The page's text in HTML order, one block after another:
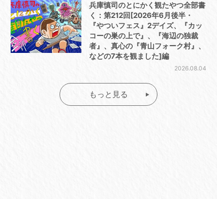
兵庫慎司のとにかく観たやつ全部書
く：第212回[2026年6月後半・
『やついフェス』2デイズ、『カッ
コーの巣の上で』、『海辺の独裁
者』、真心の『青山フォーク村』、
などの7本を観ました]編
2026.08.04
もっと見る